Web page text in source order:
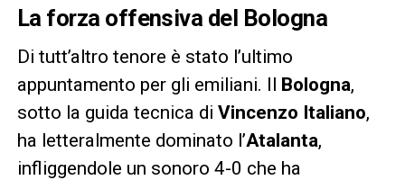
La forza offensiva del Bologna
Di tutt’altro tenore è stato l’ultimo
appuntamento per gli emiliani. Il Bologna,
sotto la guida tecnica di Vincenzo Italiano,
ha letteralmente dominato l’Atalanta,
infliggendole un sonoro 4-0 che ha